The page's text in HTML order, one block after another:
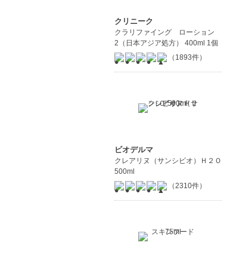
クリニーク
クラリファイング ローション
2（日本アジア処方） 400ml 1個
（1893件）
ビオデルマ
クレアリヌ（サンシビオ）Ｈ２Ｏ
500ml
（2310件）